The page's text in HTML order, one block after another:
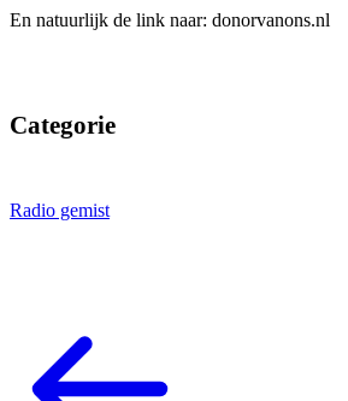
En natuurlijk de link naar: donorvanons.nl
Categorie
Radio gemist